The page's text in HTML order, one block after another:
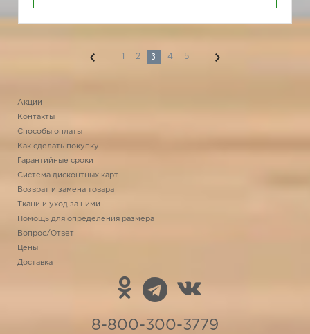
1 2 3 4 5
Акции
Контакты
Способы оплаты
Как сделать покупку
Гарантийные сроки
Система дисконтных карт
Возврат и замена товара
Ткани и уход за ними
Помощь для определения размера
Вопрос/Ответ
Цены
Доставка
8-800-300-3779